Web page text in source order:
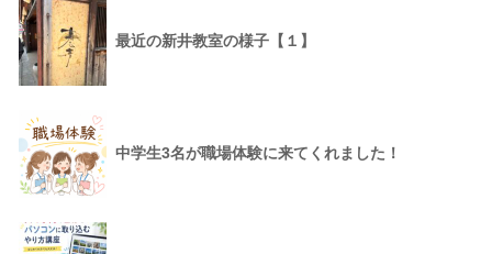
最近の新井教室の様子【１】
中学生3名が職場体験に来てくれました！